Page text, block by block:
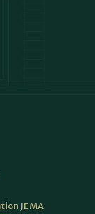
JEMA